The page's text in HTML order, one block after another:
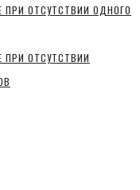
ПРИ ОТСУТСТВИИ ОДНОГО
ПРИ ОТСУТСТВИИ